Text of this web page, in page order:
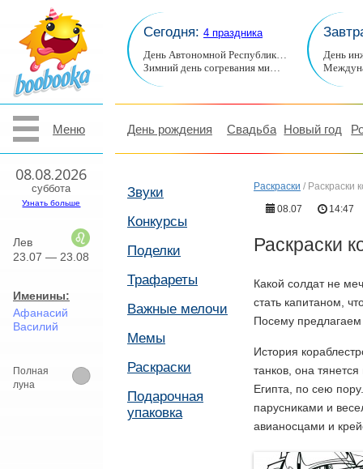
Меню
08.08.2026
суббота
Узнать больше
Лев
23.07 — 23.08
Именины:
Афанасий
Василий
Полная
луна
Сегодня: 4 праздника
День Автономной Республик…
Зимний день согревания ми…
День
День рождения Свадьба Новый год
Звуки
Конкурсы
Поделки
Трафареты
Важные мелочи
Мемы
Раскраски
Подарочная
упаковка
Раскраски / Раскраски
08.07
14:47
Раскраски
Какой солдат не
стать капитаном,
Посему
История
танков, она
Египта, по сею
парусниками и
авианосцами и